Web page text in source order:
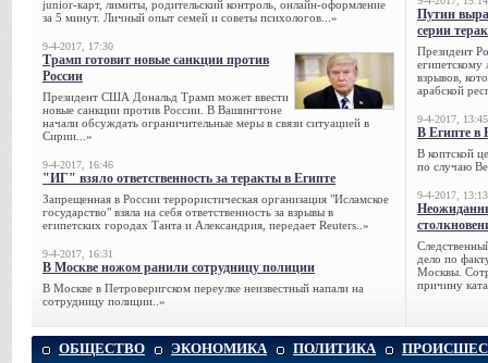
junior-карт, лимиты, родительский контроль, онлайн-оформление
за 5 минут. Личный опыт семей и советы психологов...»
9-4-2017, 17:30
Трамп готовит новые санкции против
России
Президент США Дональд Трамп может ввести
новые санкции против России. В Вашингтоне
начали обсуждать ограничительные меры в связи ситуацией в
Сирии...»
9-4-2017, 16:46
"ИГ" взяло ответственность за теракты в Египте
Запрещенная в России террористическая организация "Исламское
государство" взяла на себя ответственность за взрывы в
египетских городах Танта и Александрия, передает Reuters..»
9-4-2017, 16:31
В Москве ножом ранили сотрудницу полиции
В Москве в Петроверигском переулке неизвестный напали на
сотрудницу полиции..»
Путин
серии
Президент
египетскому
взрывов,
арабской
9-4-2017, 13:45
В Египте в
В коптской
по случаю
9-4-2017, 13:13
дело по
Москвы.
причину
ОБЩЕСТВО ЭКОНОМИКА ПОЛИТИКА